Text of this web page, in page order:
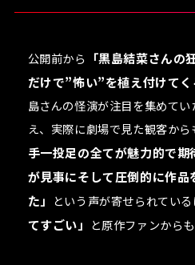
公開前から 「黒島結菜さんの
だけで”怖い”を植え付けてく
島さんの怪演が注目を集めて
え、実際に劇場で見た観客から
手一投足の全てが魅力的で期
が見事にそして圧倒的に作
た」
という声が寄せられている
てすごい」
と原作ファンから